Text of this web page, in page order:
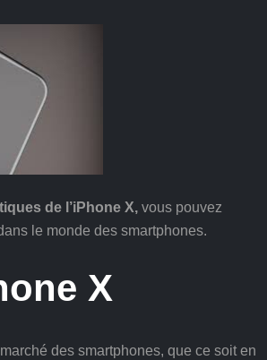
de l’iPhone X, vous pouvez
le monde des smartphones.
X
des smartphones, que ce soit en